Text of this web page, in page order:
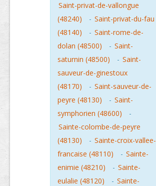
Saint-privat-de-vallongue
(48240)
- Saint-privat-du-fau
(48140)
- Saint-rome-de-
dolan (48500)
- Saint-
saturnin (48500)
- Saint-
sauveur-de-ginestoux
(48170)
- Saint-sauveur-de-
peyre (48130)
- Saint-
symphorien (48600)
-
Sainte-colombe-de-peyre
(48130)
- Sainte-croix-vallee-
francaise (48110)
- Sainte-
enimie (48210)
- Sainte-
eulalie (48120)
- Sainte-